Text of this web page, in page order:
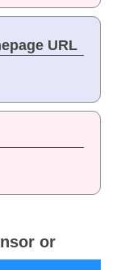
URL
or